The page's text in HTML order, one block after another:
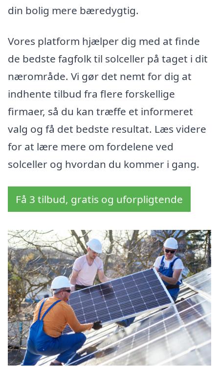
din bolig mere bæredygtig.
Vores platform hjælper dig med at finde
de bedste fagfolk til solceller på taget i dit
nærområde. Vi gør det nemt for dig at
indhente tilbud fra flere forskellige
firmaer, så du kan træffe et informeret
valg og få det bedste resultat. Læs videre
for at lære mere om fordelene ved
solceller og hvordan du kommer i gang.
Få 3 tilbud, gratis og uforpligtende